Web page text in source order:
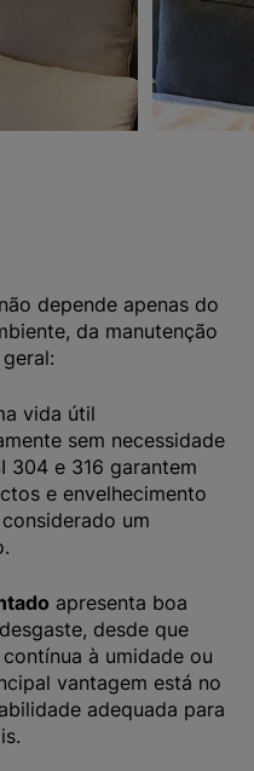
depende apenas do
da manutenção
vida útil
sem necessidade
304 e 316 garantem
e envelhecimento
um
apresenta boa
desde que
à umidade ou
vantagem está no
adequada para